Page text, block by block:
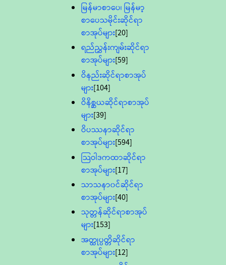
မြန်မာစာပေ၊ မြန်မာ့
စာပေသမိုင်းဆိုင်ရာ
စာအုပ်များ[20]
ရည်ညွှန်းကျမ်းဆိုင်ရာ
စာအုပ်များ[59]
ဝိနည်းဆိုင်ရာစာအုပ်
များ[104]
ဝိနိစ္ဆယဆိုင်ရာစာအုပ်
များ[39]
ဝိပဿနာဆိုင်ရာ
စာအုပ်များ[594]
သြဝါဒကထာဆိုင်ရာ
စာအုပ်များ[17]
သာသနာ၀င်ဆိုင်ရာ
စာအုပ်များ[40]
သုတ္တန်ဆိုင်ရာစာအုပ်
များ[153]
အတ္ထုပ္ပတ္တိဆိုင်ရာ
စာအုပ်များ[12]